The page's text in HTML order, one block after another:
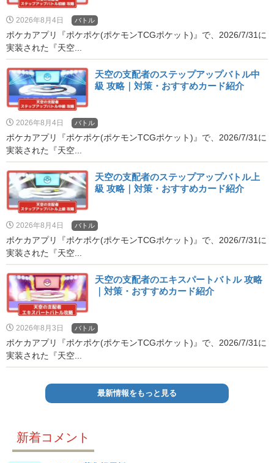
2026年8月4日 バトル
ポケカアプリ『ポケポケ(ポケモンTCGポケット)』で、2026/7/31に
実装された『天空...
天空の支配者のステップアップバトル中
級 攻略｜対策・おすすめカード紹介
2026年8月4日 バトル
ポケカアプリ『ポケポケ(ポケモンTCGポケット)』で、2026/7/31に
実装された『天空...
天空の支配者のステップアップバトル上
級 攻略｜対策・おすすめカード紹介
2026年8月4日 バトル
ポケカアプリ『ポケポケ(ポケモンTCGポケット)』で、2026/7/31に
実装された『天空...
天空の支配者のエキスパートバトル 攻略
｜対策・おすすめカード紹介
2026年8月3日 バトル
ポケカアプリ『ポケポケ(ポケモンTCGポケット)』で、2026/7/31に
実装された『天空...
最新情報をもっと見る
新着コメント